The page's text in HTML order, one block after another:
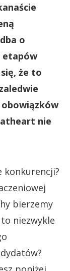
o
etapów
że to
nie
konkurencji?
bierzemy
niezwykle